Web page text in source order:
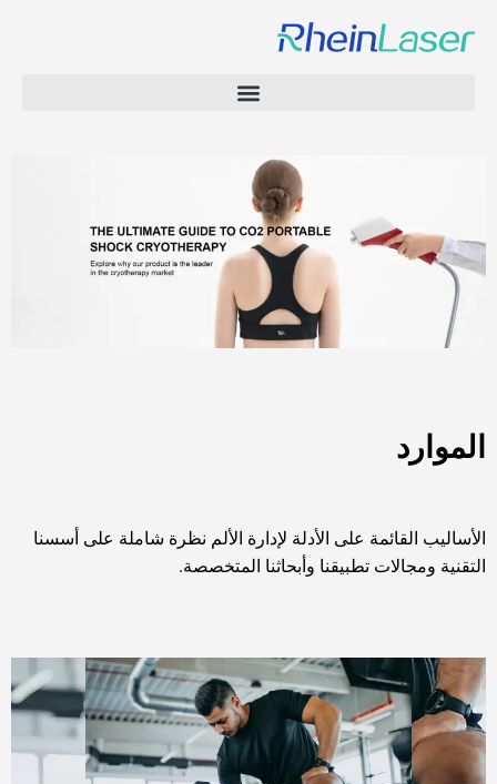
الموارد
الأساليب القائمة على الأدلة لإدارة الألم نظرة شاملة على أسسنا
التقنية ومجالات تطبيقنا وأبحاثنا المتخصصة.